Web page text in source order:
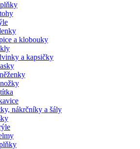
a klobouky
a kapsičky
nákrčníky a šály